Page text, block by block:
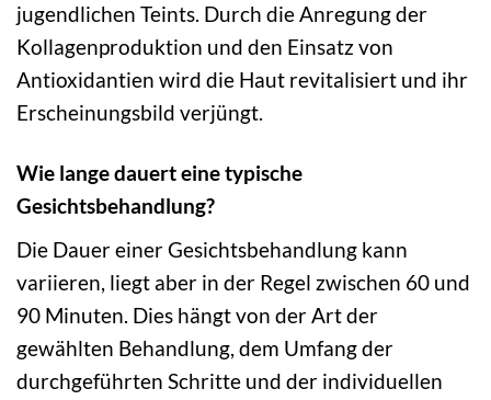
jugendlichen Teints. Durch die Anregung der
Kollagenproduktion und den Einsatz von
Antioxidantien wird die Haut revitalisiert und ihr
Erscheinungsbild verjüngt.
Wie lange dauert eine typische
Gesichtsbehandlung?
Die Dauer einer Gesichtsbehandlung kann
variieren, liegt aber in der Regel zwischen 60 und
90 Minuten. Dies hängt von der Art der
gewählten Behandlung, dem Umfang der
durchgeführten Schritte und der individuellen